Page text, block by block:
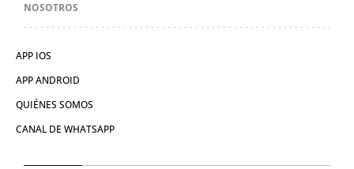
NOSOTROS
APP IOS
APP ANDROID
QUIÉNES SOMOS
CANAL DE WHATSAPP